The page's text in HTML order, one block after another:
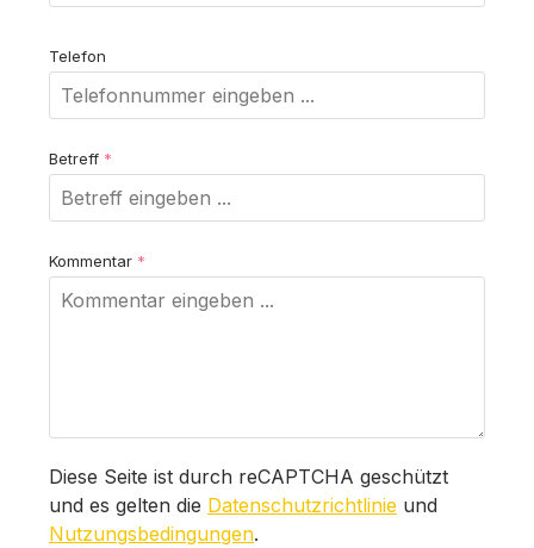
Telefon
Betreff *
Kommentar *
Diese Seite ist durch reCAPTCHA geschützt
und es gelten die Datenschutzrichtlinie und
Nutzungsbedingungen.